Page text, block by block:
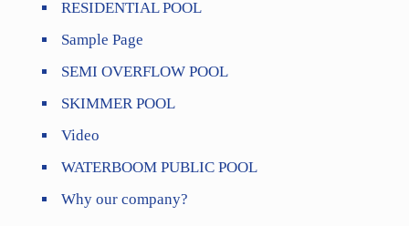
RESIDENTIAL POOL
Sample Page
SEMI OVERFLOW POOL
SKIMMER POOL
Video
WATERBOOM PUBLIC POOL
Why our company?